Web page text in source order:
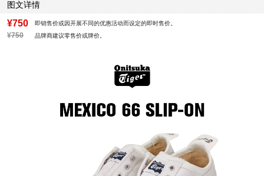
图文详情
¥750 即销售价或因开展不同的优惠活动而设定的即时售价。
¥750 品牌商建议零售价或牌价。